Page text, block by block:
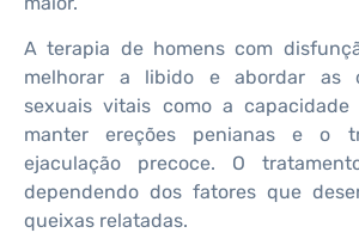
A terapia de homens com
melhorar a libido e abordar as
sexuais vitais como a
manter ereções penianas e o
ejaculação precoce. O
dependendo dos fatores que
queixas relatadas.